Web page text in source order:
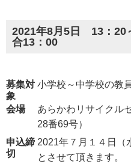
2021年8月5日 13：
合13：00
募集対
象
小学校～中学校の教
会場
あらかわリサイクル
28番69号）
申込締
切
2021年７月１４日（
とさせて頂きます。